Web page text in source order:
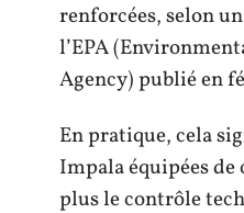
renforcées, selon
l’EPA
Agency) publié en
En pratique, cela
Impala équipées de
plus le contrôle